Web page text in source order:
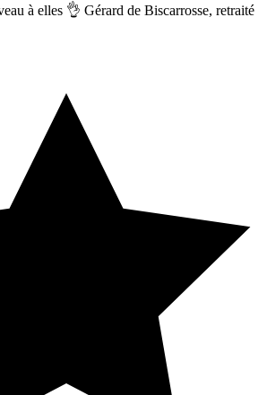
à elles 👌 Gérard de Biscarrosse, retraité